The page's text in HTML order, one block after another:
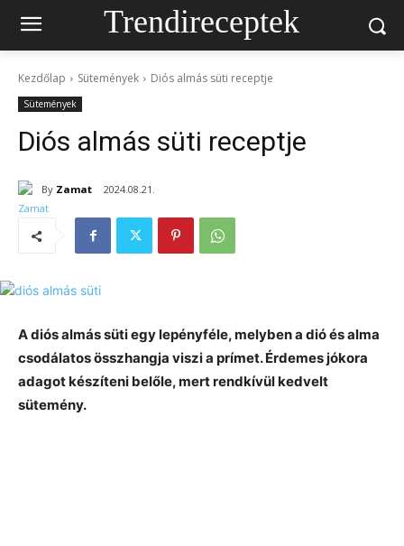
Trendireceptek
Kezdőlap Sütemények Diós almás süti receptje
Sütemények
Diós almás süti receptje
By Zamat 2024.08.21.
A diós almás süti egy lepényféle, melyben a dió és alma
csodálatos összhangja viszi a prímet. Érdemes jókora
adagot készíteni belőle, mert rendkívül kedvelt
sütemény.